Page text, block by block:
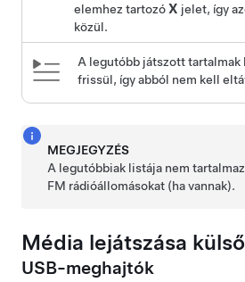
elemhez tartozóX jelet, így
közül.
A legutóbb játszott tartalmak
frissül, így abból nem kell
MEGJEGYZÉS
A legutóbbiak listája nem
FM rádióállomásokat (ha vannak).
Média lejátszása
USB-meghajtók